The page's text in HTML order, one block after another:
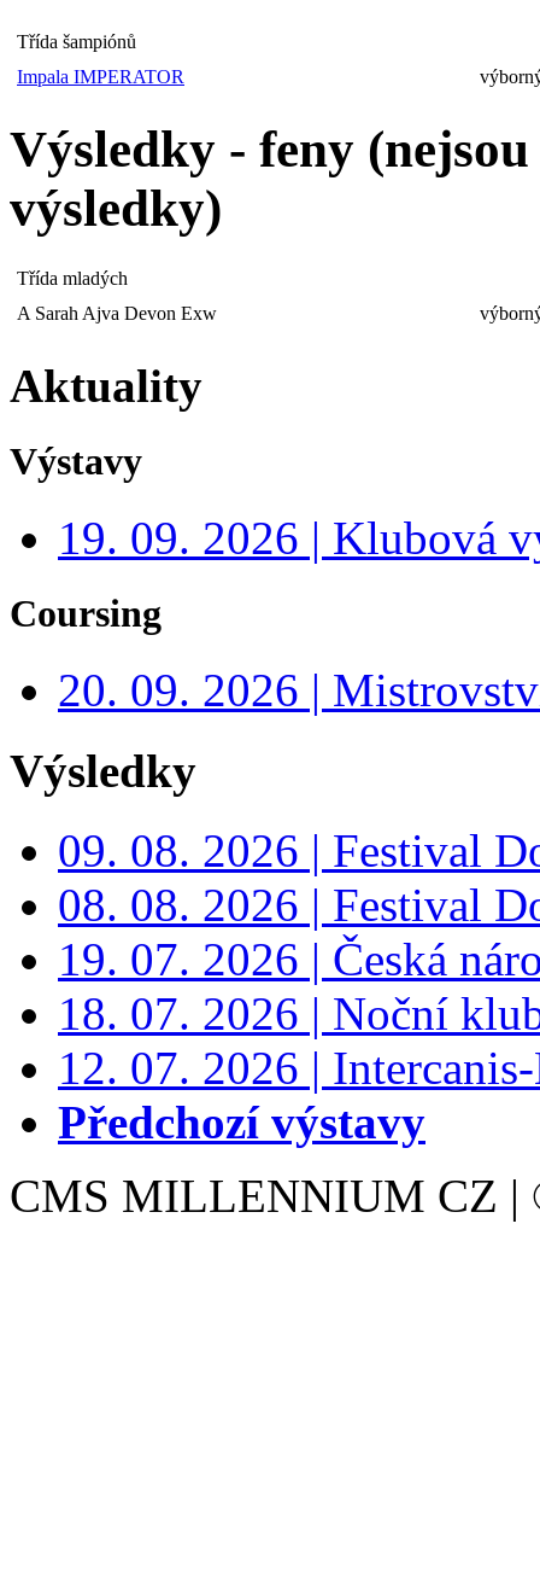
Třída šampiónů
Impala IMPERATOR
Výsledky - feny
výsledky)
Třída mladých
A Sarah Ajva Devon Exw
Aktuality
Výstavy
19. 09. 2026 | Klubová
Coursing
20. 09. 2026 |
Výsledky
09. 08. 2026 | Festival
08. 08. 2026 | Festival
19. 07. 2026 | Česká
18. 07. 2026 | Noční
12. 07. 2026 |
Předchozí výstavy
CMS MILLENNIUM CZ |